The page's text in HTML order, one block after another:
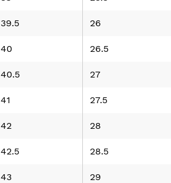
39.5 26
40 26.5
40.5 27
41 27.5
42 28
42.5 28.5
43 29